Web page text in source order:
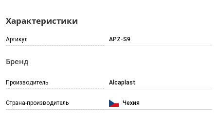
Характеристики
Артикул APZ-S9
Бренд
Производитель Alcaplast
Страна-производитель Чехия